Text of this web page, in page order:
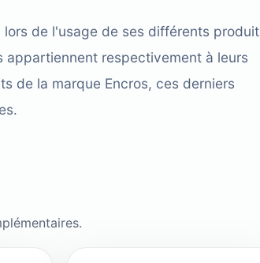
de l'usage de ses différents
respectivement à leurs
de la marque Encros, ces derniers